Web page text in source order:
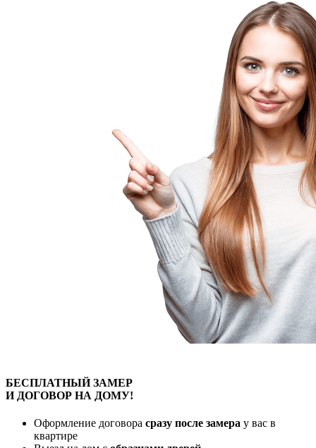
БЕСПЛАТНЫЙЗАМЕР
И ДОГОВОР НА ДОМУ!
Оформление договора сразу после замера у вас в
квартире